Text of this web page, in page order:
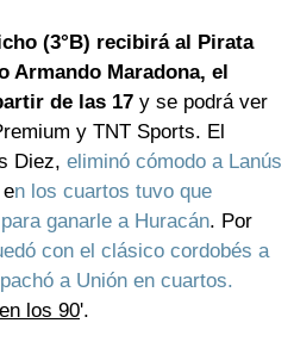
(3°B) recibirá al Pirata
Armando Maradona, el
de las 17 y se podrá ver
y TNT Sports. El
Diez, eliminó cómodo a Lanús
n los cuartos tuvo que
ganarle a Huracán. Por
con el clásico cordobés a
a Unión en cuartos.
los 90'.